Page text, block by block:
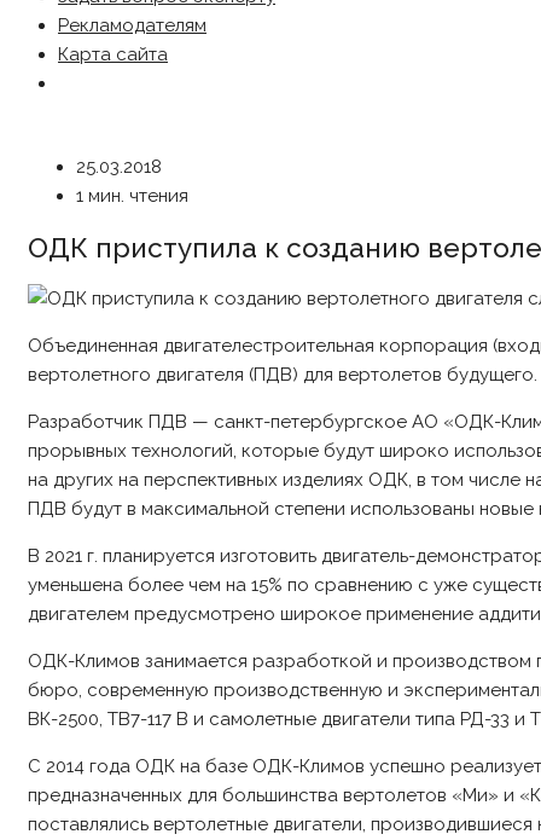
Рекламодателям
Карта сайта
25.03.2018
1 мин. чтения
ОДК приступила к созданию
Объединенная двигателестроительная корпорация
вертолетного двигателя (ПДВ) для вертолетов будущего.
Разработчик ПДВ — санкт-петербургское АО «ОДК-
прорывных технологий, которые будут широко
на других на перспективных изделиях ОДК, в том числе
ПДВ будут в максимальной степени использованы
В 2021 г. планируется изготовить двигатель-
уменьшена более чем на 15% по сравнению с уже
двигателем предусмотрено широкое применение
ОДК-Климов занимается разработкой и производством
бюро, современную производственную и
ВК-2500, ТВ7-117 В и самолетные двигатели типа РД-33
С 2014 года ОДК на базе ОДК-Климов успешно
предназначенных для большинства вертолетов «Ми» и
поставлялись вертолетные двигатели,